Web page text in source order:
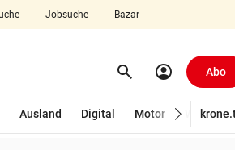
Jobsuche Bazar
search Suchen
account_circle Abo
Ausland Digital Motor